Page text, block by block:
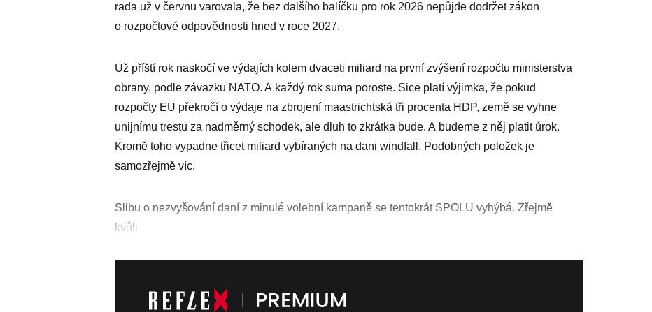
rada už v červnu varovala, že bez dalšího balíčku pro rok 2026 nepůjde dodržet zákon
o rozpočtové odpovědnosti hned v roce 2027.
Už příští rok naskočí ve výdajích kolem dvaceti miliard na první zvýšení rozpočtu ministerstva
obrany, podle závazku NATO. A každý rok suma poroste. Sice platí výjimka, že pokud
rozpočty EU překročí o výdaje na zbrojení maastrichtská tři procenta HDP, země se vyhne
unijnímu trestu za nadměrný schodek, ale dluh to zkrátka bude. A budeme z něj platit úrok.
Kromě toho vypadne třicet miliard vybíraných na dani windfall. Podobných položek je
samozřejmě víc.
Slibu o nezvyšování daní z minulé volební kampaně se tentokrát SPOLU vyhýbá. Zřejmě
kvůli